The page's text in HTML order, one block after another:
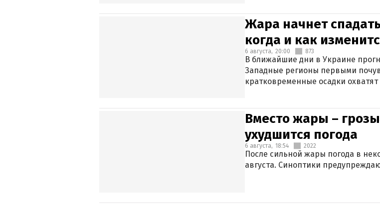
Жара начнет
когда и как
6 августа, 20:00 873
В ближайшие дни в Украине
Западные регионы первыми
кратковременные осадки
Вместо жары –
ухудшится погода
6 августа, 18:54 2022
После сильной жары погода в
августа. Синоптики